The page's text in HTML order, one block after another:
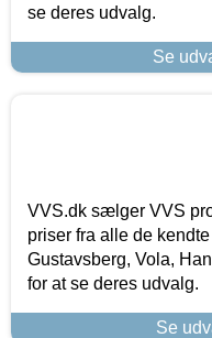
se deres udvalg.
Se
VVS.dk sælger VVS
priser fra alle de
Gustavsberg, Vola,
for at se deres udvalg.
Se